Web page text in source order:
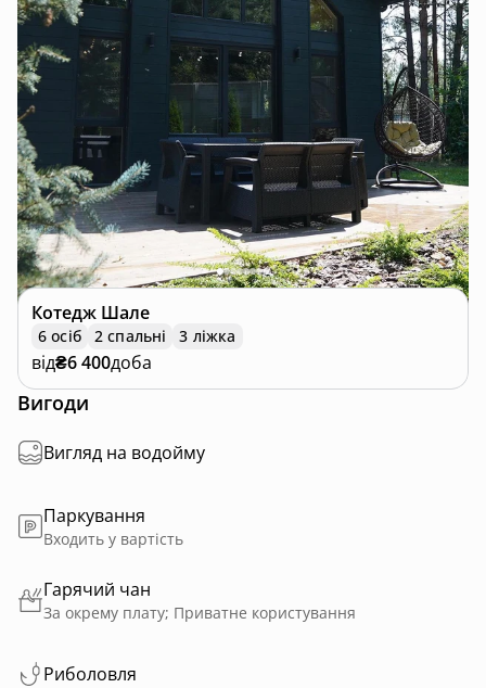
Котедж Шале
6 осіб 2 спальні 3 ліжка
від₴6 400доба
Вигоди
Вигляд на водойму
Паркування
Входить у вартість
Гарячий чан
За окрему плату; Приватне користування
Риболовля